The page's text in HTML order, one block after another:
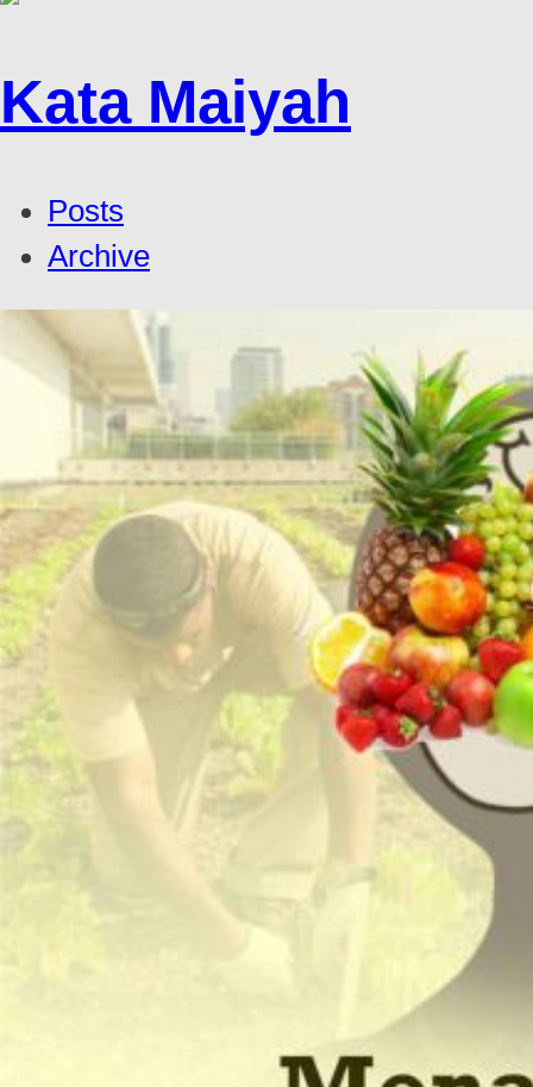
Kata Maiyah
Posts
Archive